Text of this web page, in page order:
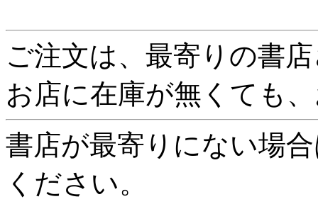
ご注文は、最寄りの書
お店に在庫が無くても
書店が最寄りにない場
ください。